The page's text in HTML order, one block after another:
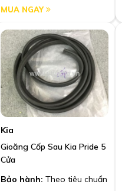
MUA NGAY
Kia
Gioăng Cốp Sau Kia Pride 5
Cửa
Bảo hành: Theo tiêu chuẩn